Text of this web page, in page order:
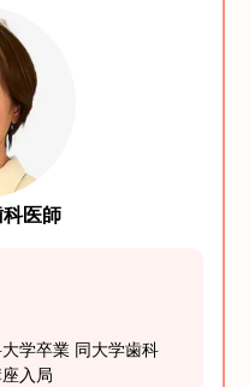
医師
学卒業 同大学歯科
入局